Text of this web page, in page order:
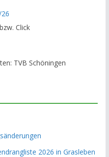
Click
TVB Schöningen
2026 in Grasleben